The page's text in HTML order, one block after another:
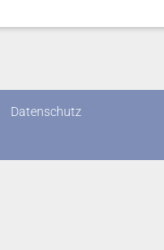
Datenschutz